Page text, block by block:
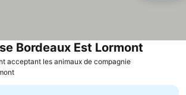
acceptant les animaux de compagnie
Bordeaux Est Lormont